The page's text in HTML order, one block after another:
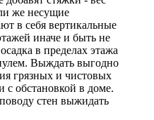
же несущие
в себя вертикальные
иначе и быть не
в пределах этажа
Выждать выгодно
грязных и чистовых
с обстановкой в доме.
стен выжидать